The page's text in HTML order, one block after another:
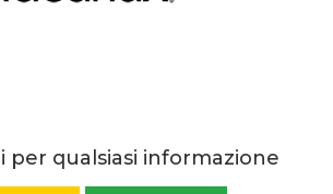
per qualsiasi informazione